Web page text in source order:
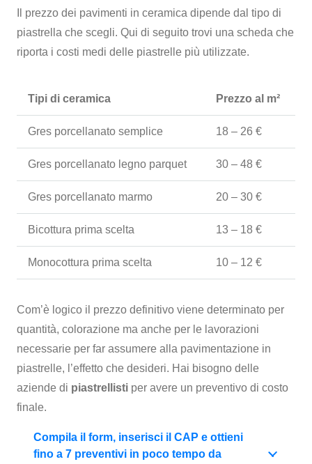
Il prezzo dei pavimenti in ceramica dipende dal tipo di
piastrella che scegli. Qui di seguito trovi una scheda che
riporta i costi medi delle piastrelle più utilizzate.
Tipi di ceramica Prezzo al m²
Gres porcellanato semplice 18 – 26 €
Gres porcellanato legno parquet 30 – 48 €
Gres porcellanato marmo 20 – 30 €
Bicottura prima scelta 13 – 18 €
Monocottura prima scelta 10 – 12 €
Com’è logico il prezzo definitivo viene determinato per
quantità, colorazione ma anche per le lavorazioni
necessarie per far assumere alla pavimentazione in
piastrelle, l’effetto che desideri. Hai bisogno delle
aziende di piastrellisti per avere un preventivo di costo
finale.
Compila il form, inserisci il CAP e ottieni
fino a 7 preventivi in poco tempo da